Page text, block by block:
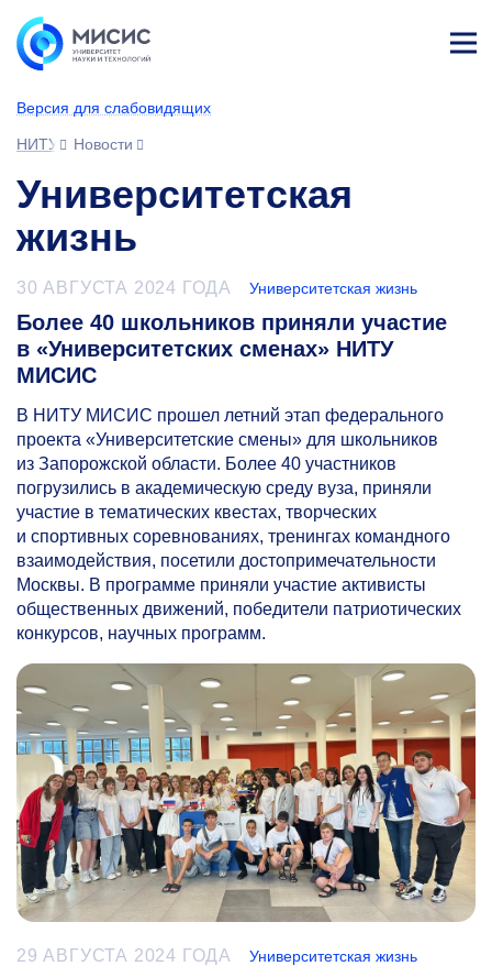
Версия для слабовидящих
НИТУ МИСИС
Новости
Университетская
жизнь
30 АВГУСТА 2024 ГОДА Университетская жизнь
Более 40 школьников приняли участие
в «Университетских сменах» НИТУ
МИСИС
В НИТУ МИСИС прошел летний этап федерального
проекта «Университетские смены» для школьников
из Запорожской области. Более 40 участников
погрузились в академическую среду вуза, приняли
участие в тематических квестах, творческих
и спортивных соревнованиях, тренингах командного
взаимодействия, посетили достопримечательности
Москвы. В программе приняли участие активисты
общественных движений, победители патриотических
конкурсов, научных программ.
29 АВГУСТА 2024 ГОДА Университетская жизнь